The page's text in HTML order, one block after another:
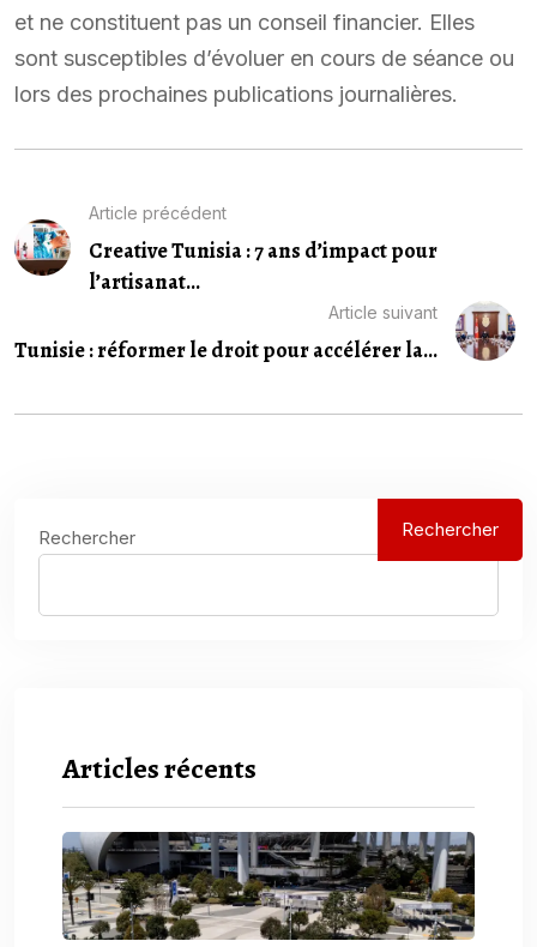
et ne constituent pas un conseil financier. Elles
sont susceptibles d’évoluer en cours de séance ou
lors des prochaines publications journalières.
Article précédent
Creative Tunisia : 7 ans d’impact pour
l’artisanat...
Article suivant
Tunisie : réformer le droit pour accélérer la...
Rechercher Rechercher
Articles récents